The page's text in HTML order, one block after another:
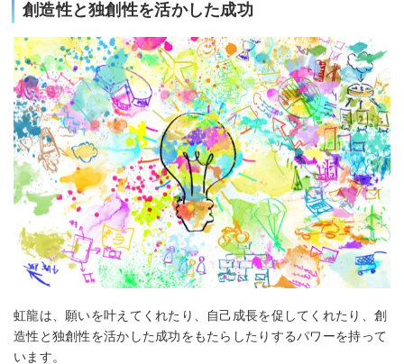
創造性と独創性を活かした成功
虹龍は、願いを叶えてくれたり、自己成長を促してくれたり、創
造性と独創性を活かした成功をもたらしたりするパワーを持って
います。